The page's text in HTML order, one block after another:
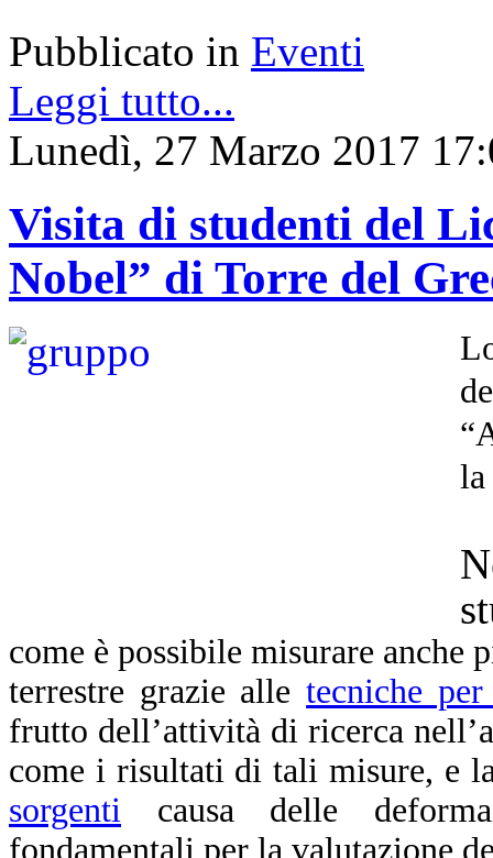
Pubblicato in Eventi
Leggi tutto...
Lunedì, 27 Marzo 2017
Visita di studenti del
Nobel” di Torre del
la
come è possibile misurare
terrestre grazie alletecniche
frutto dell’attività di ricerca
come i risultati di tali misure, e
sorgenti causa delle
fondamentali per la valutazione